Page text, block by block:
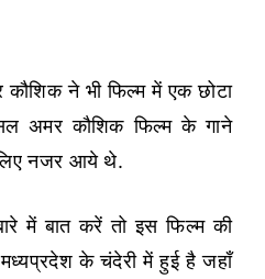
ने भी फिल्म में एक छोटा
अमर कौशिक फिल्म के गाने
नजर आये थे.
में बात करें तो इस फिल्म की
के चंदेरी में हुई है जहाँ